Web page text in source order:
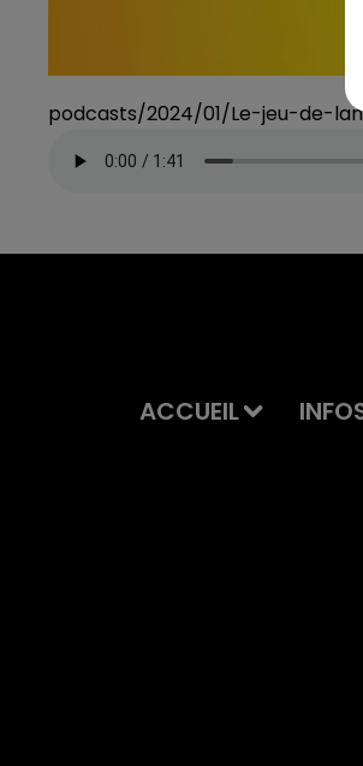
podcasts/2024/01/Le-jeu-de-
ACCUEIL